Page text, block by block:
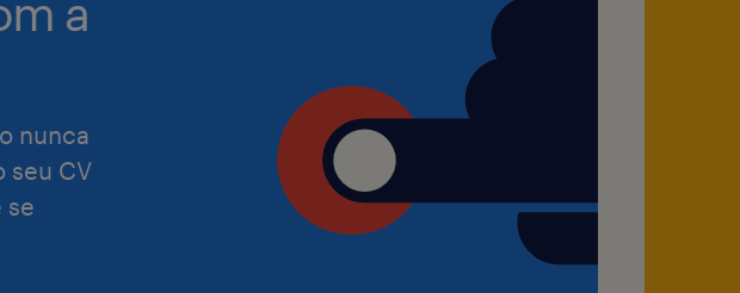
A Randstad tem a missão de se tornar a empresa mais
equitativa e especializada de talentos a nível mundial
e, por isso, reiteramos que damos as boas-vindas a
pessoas com as mais diversas capacidades e
experiências. Assumimos o compromisso de garantir
a
nunca
seu CV
se